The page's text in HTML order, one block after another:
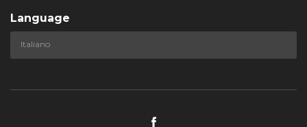
Language